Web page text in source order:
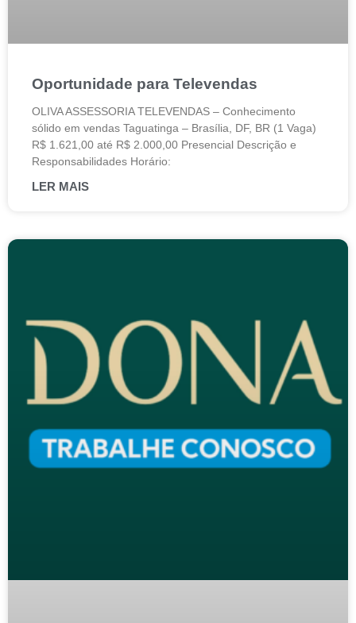
Oportunidade para Televendas
OLIVA ASSESSORIA TELEVENDAS – Conhecimento
sólido em vendas Taguatinga – Brasília, DF, BR (1 Vaga)
R$ 1.621,00 até R$ 2.000,00 Presencial Descrição e
Responsabilidades Horário:
LER MAIS